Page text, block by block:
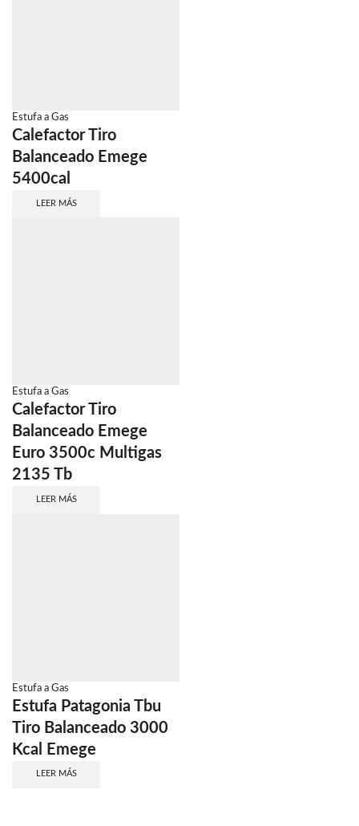
Estufa a Gas
Calefactor Tiro
Balanceado Emege
5400cal
LEER MÁS
Estufa a Gas
Calefactor Tiro
Balanceado Emege
Euro 3500c Multigas
2135 Tb
LEER MÁS
Estufa a Gas
Estufa Patagonia Tbu
Tiro Balanceado 3000
Kcal Emege
LEER MÁS